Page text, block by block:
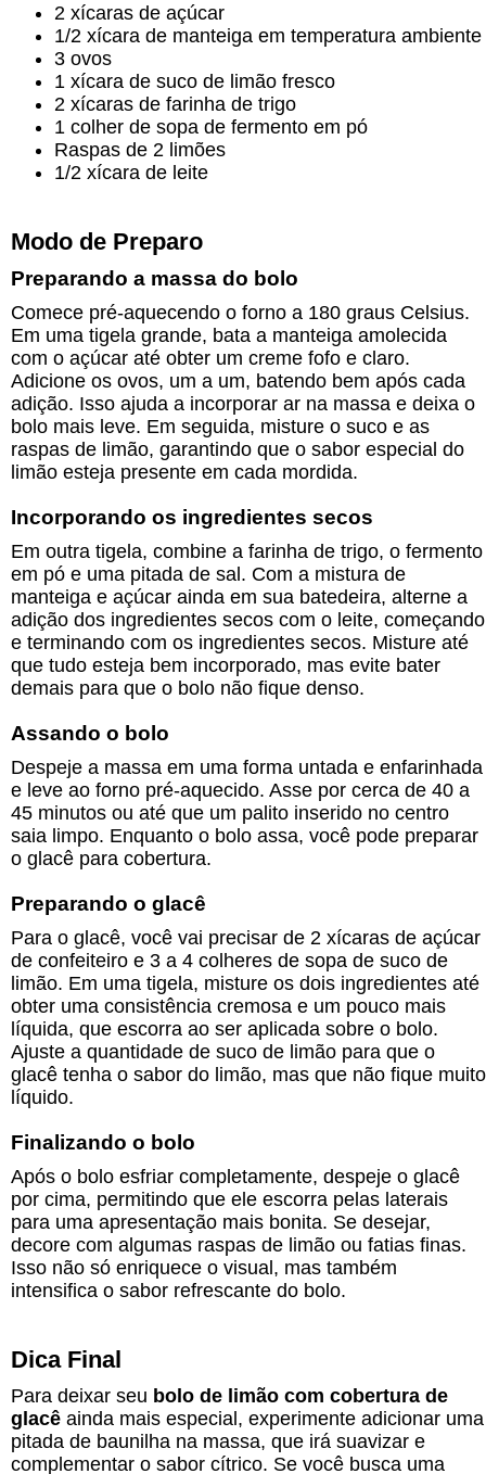
2 xícaras de açúcar
1/2 xícara de manteiga em temperatura ambiente
3 ovos
1 xícara de suco de limão fresco
2 xícaras de farinha de trigo
1 colher de sopa de fermento em pó
Raspas de 2 limões
1/2 xícara de leite
Modo de Preparo
Preparando a massa do bolo
Comece pré-aquecendo o forno a 180 graus Celsius.
Em uma tigela grande, bata a manteiga amolecida
com o açúcar até obter um creme fofo e claro.
Adicione os ovos, um a um, batendo bem após cada
adição. Isso ajuda a incorporar ar na massa e deixa o
bolo mais leve. Em seguida, misture o suco e as
raspas de limão, garantindo que o sabor especial do
limão esteja presente em cada mordida.
Incorporando os ingredientes secos
Em outra tigela, combine a farinha de trigo, o fermento
em pó e uma pitada de sal. Com a mistura de
manteiga e açúcar ainda em sua batedeira, alterne a
adição dos ingredientes secos com o leite, começando
e terminando com os ingredientes secos. Misture até
que tudo esteja bem incorporado, mas evite bater
demais para que o bolo não fique denso.
Assando o bolo
Despeje a massa em uma forma untada e enfarinhada
e leve ao forno pré-aquecido. Asse por cerca de 40 a
45 minutos ou até que um palito inserido no centro
saia limpo. Enquanto o bolo assa, você pode preparar
o glacê para cobertura.
Preparando o glacê
Para o glacê, você vai precisar de 2 xícaras de açúcar
de confeiteiro e 3 a 4 colheres de sopa de suco de
limão. Em uma tigela, misture os dois ingredientes até
obter uma consistência cremosa e um pouco mais
líquida, que escorra ao ser aplicada sobre o bolo.
Ajuste a quantidade de suco de limão para que o
glacê tenha o sabor do limão, mas que não fique muito
líquido.
Finalizando o bolo
Após o bolo esfriar completamente, despeje o glacê
por cima, permitindo que ele escorra pelas laterais
para uma apresentação mais bonita. Se desejar,
decore com algumas raspas de limão ou fatias finas.
Isso não só enriquece o visual, mas também
intensifica o sabor refrescante do bolo.
Dica Final
Para deixar seu bolo de limão com cobertura de
glacê ainda mais especial, experimente adicionar uma
pitada de baunilha na massa, que irá suavizar e
complementar o sabor cítrico. Se você busca uma